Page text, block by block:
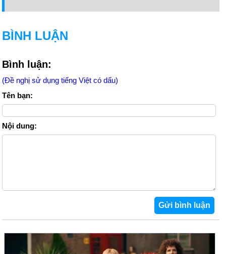
BÌNH LUẬN
Bình luận:
(Đề nghị sử dụng tiếng Việt có dấu)
Tên bạn:
Nội dung: